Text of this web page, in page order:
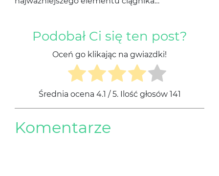
Podobał Ci się ten post?
Oceń go klikając na gwiazdki!
Średnia ocena 4.1 / 5. Ilość głosów 141
Komentarze